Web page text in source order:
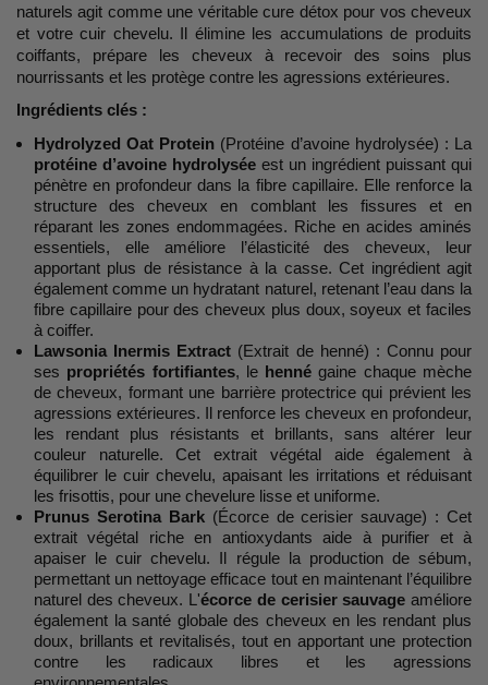
naturels agit comme une véritable cure détox pour vos cheveux
et votre cuir chevelu. Il élimine les accumulations de produits
coiffants, prépare les cheveux à recevoir des soins plus
nourrissants et les protège contre les agressions extérieures.
Ingrédients clés :
Hydrolyzed Oat Protein (Protéine d’avoine hydrolysée) : La
protéine d’avoine hydrolysée est un ingrédient puissant qui
pénètre en profondeur dans la fibre capillaire. Elle renforce la
structure des cheveux en comblant les fissures et en
réparant les zones endommagées. Riche en acides aminés
essentiels, elle améliore l’élasticité des cheveux, leur
apportant plus de résistance à la casse. Cet ingrédient agit
également comme un hydratant naturel, retenant l’eau dans la
fibre capillaire pour des cheveux plus doux, soyeux et faciles
à coiffer.
Lawsonia Inermis Extract (Extrait de henné) : Connu pour
ses propriétés fortifiantes, le henné gaine chaque mèche
de cheveux, formant une barrière protectrice qui prévient les
agressions extérieures. Il renforce les cheveux en profondeur,
les rendant plus résistants et brillants, sans altérer leur
couleur naturelle. Cet extrait végétal aide également à
équilibrer le cuir chevelu, apaisant les irritations et réduisant
les frisottis, pour une chevelure lisse et uniforme.
Prunus Serotina Bark(Écorce de cerisier sauvage) : Cet
extrait végétal riche en antioxydants aide à purifier et à
apaiser le cuir chevelu. Il régule la production de sébum,
permettant un nettoyage efficace tout en maintenant l’équilibre
naturel des cheveux. L'écorce de cerisier sauvage améliore
également la santé globale des cheveux en les rendant plus
doux, brillants et revitalisés, tout en apportant une protection
contre les radicaux libres et les agressions